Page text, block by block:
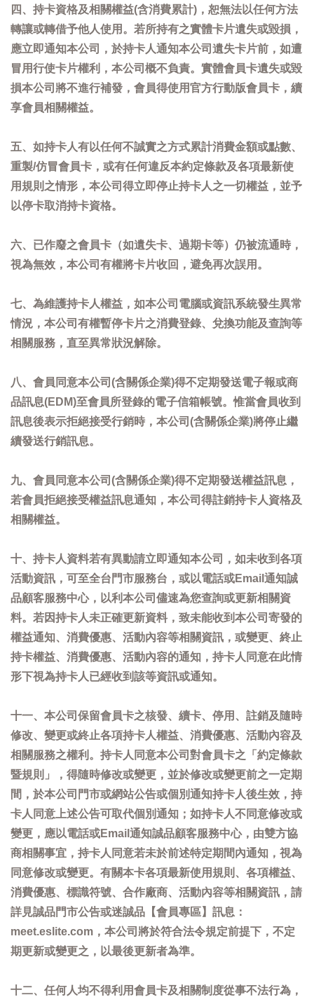
四、持卡資格及相關權益(含消費累計)，恕無法以任何方法
轉讓或轉借予他人使用。若所持有之實體卡片遺失或毀損，
應立即通知本公司，於持卡人通知本公司遺失卡片前，如遭
冒用行使卡片權利，本公司概不負責。實體會員卡遺失或毀
損本公司將不進行補發，會員得使用官方行動版會員卡，續
享會員相關權益。
五、如持卡人有以任何不誠實之方式累計消費金額或點數、
重製/仿冒會員卡，或有任何違反本約定條款及各項最新使
用規則之情形，本公司得立即停止持卡人之一切權益，並予
以停卡取消持卡資格。
六、已作廢之會員卡（如遺失卡、過期卡等）仍被流通時，
視為無效，本公司有權將卡片收回，避免再次誤用。
七、為維護持卡人權益，如本公司電腦或資訊系統發生異常
情況，本公司有權暫停卡片之消費登錄、兌換功能及查詢等
相關服務，直至異常狀況解除。
八、會員同意本公司(含關係企業)得不定期發送電子報或商
品訊息(EDM)至會員所登錄的電子信箱帳號。惟當會員收到
訊息後表示拒絕接受行銷時，本公司(含關係企業)將停止繼
續發送行銷訊息。
九、會員同意本公司(含關係企業)得不定期發送權益訊息，
若會員拒絕接受權益訊息通知，本公司得註銷持卡人資格及
相關權益。
十、持卡人資料若有異動請立即通知本公司，如未收到各項
活動資訊，可至全台門市服務台，或以電話或Email通知誠
品顧客服務中心，以利本公司儘速為您查詢或更新相關資
料。若因持卡人未正確更新資料，致未能收到本公司寄發的
權益通知、消費優惠、活動內容等相關資訊，或變更、終止
持卡權益、消費優惠、活動內容的通知，持卡人同意在此情
形下視為持卡人已經收到該等資訊或通知。
十一、本公司保留會員卡之核發、續卡、停用、註銷及隨時
修改、變更或終止各項持卡人權益、消費優惠、活動內容及
相關服務之權利。持卡人同意本公司對會員卡之「約定條款
暨規則」，得隨時修改或變更，並於修改或變更前之一定期
間，於本公司門市或網站公告或個別通知持卡人後生效，持
卡人同意上述公告可取代個別通知；如持卡人不同意修改或
變更，應以電話或Email通知誠品顧客服務中心，由雙方協
商相關事宜，持卡人同意若未於前述特定期間內通知，視為
同意修改或變更。有關本卡各項最新使用規則、各項權益、
消費優惠、標識符號、合作廠商、活動內容等相關資訊，請
詳見誠品門市公告或迷誠品【會員專區】訊息：
meet.eslite.com，本公司將於符合法令規定前提下，不定
期更新或變更之，以最後更新者為準。
十二、任何人均不得利用會員卡及相關制度從事不法行為，